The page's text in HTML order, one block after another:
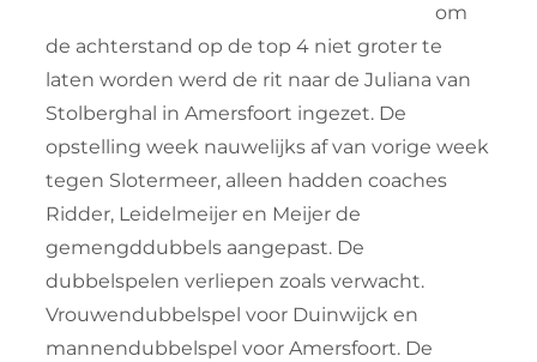
om
de achterstand op de top 4 niet groter te
laten worden werd de rit naar de Juliana van
Stolberghal in Amersfoort ingezet. De
opstelling week nauwelijks af van vorige week
tegen Slotermeer, alleen hadden coaches
Ridder, Leidelmeijer en Meijer de
gemengddubbels aangepast. De
dubbelspelen verliepen zoals verwacht.
Vrouwendubbelspel voor Duinwijck en
mannendubbelspel voor Amersfoort. De